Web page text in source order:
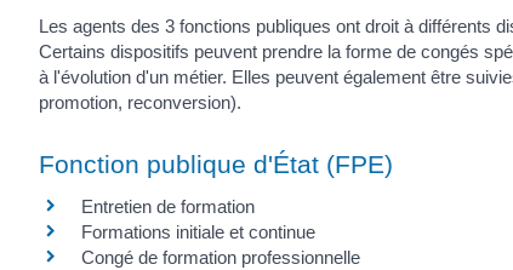
Les agents des 3 fonctions publiques ont droit à différents
Certains dispositifs peuvent prendre la forme de congés
à l'évolution d'un métier. Elles peuvent également être
promotion, reconversion).
Fonction publique d'État (FPE)
Entretien de formation
Formations initiale et continue
Congé de formation professionnelle